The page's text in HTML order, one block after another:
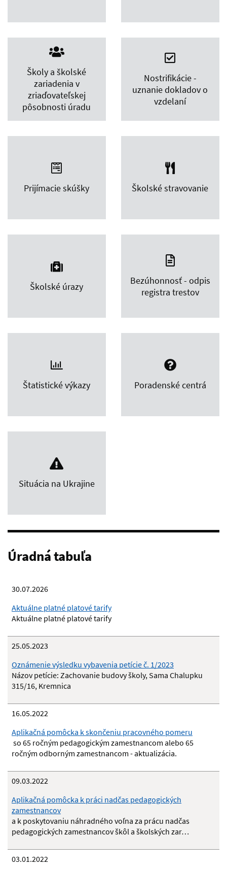
Školy a školské
zariadenia v
zriaďovateľskej
pôsobnosti úradu
Nostrifikácie -
uznanie dokladov o
vzdelaní
Prijímacie skúšky Školské stravovanie
Školské úrazy
Bezúhonnosť - odpis
registra trestov
Štatistické výkazy Poradenské centrá
Situácia na Ukrajine
Úradná tabuľa
30.07.2026
Aktuálne platné platové tarify
Aktuálne platné platové tarify
25.05.2023
Oznámenie výsledku vybavenia petície č. 1/2023
Názov petície: Zachovanie budovy školy, Sama Chalupku
315/16, Kremnica
16.05.2022
Aplikačná pomôcka k skončeniu pracovného pomeru
so 65 ročným pedagogickým zamestnancom alebo 65
ročným odborným zamestnancom - aktualizácia.
09.03.2022
Aplikačná pomôcka k práci nadčas pedagogických
zamestnancov
a k poskytovaniu náhradného voľna za prácu nadčas
pedagogických zamestnancov škôl a školských zar…
03.01.2022